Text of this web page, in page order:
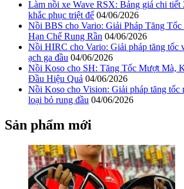
Làm nồi xe Wave RSX: Bảng giá chi tiết
khắc phục triệt để 04/06/2026
Nồi BBS cho Vario: Giải Pháp Tăng
Hạn Chế Rung Rần 04/06/2026
Nồi HIRC cho Vario: Giải pháp tăng tốc
ạch ga đầu 04/06/2026
Nồi Koso cho SH: Tăng Tốc Mượt Mà,
Đầu Hiệu Quả 04/06/2026
Nồi Koso cho Vision: Giải pháp tăng tốc
loại bỏ rung đầu 04/06/2026
Sản phẩm mới